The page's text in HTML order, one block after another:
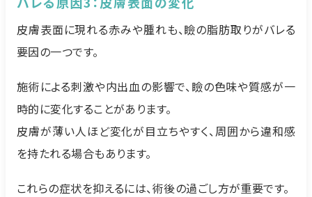
皮膚表面に現れる赤みや腫れも、瞼の脂肪取りがバレる
要因の一つです。
施術による刺激や内出血の影響で、瞼の色味や質感が一
時的に変化することがあります。
皮膚が薄い人ほど変化が目立ちやすく、周囲から違和感
を持たれる場合もあります。
これらの症状を抑えるには、術後の過ごし方が重要です。